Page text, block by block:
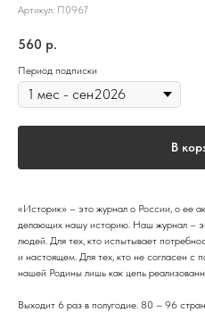
Артикул: П0967
560 р.
Период подписки
В
«Историк» – это журнал о России, о ее
делающих нашу историю. Наш журнал –
людей. Для тех, кто испытывает
и настоящем. Для тех, кто не согласен с
нашей Родины лишь как цепь
Выходит 6 раз в полугодие. 80 – 96